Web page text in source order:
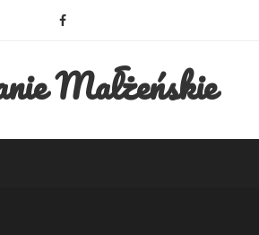
Małżeńskie